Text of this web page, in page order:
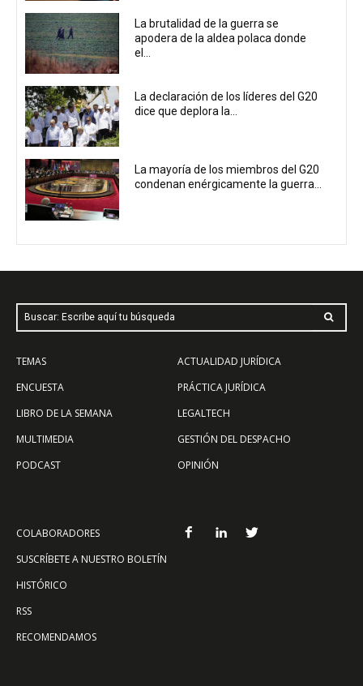
La brutalidad de la guerra se
apodera de la aldea polaca donde
el...
La declaración de los líderes del G20
dice que deplora la...
La mayoría de los miembros del G20
condenan enérgicamente la guerra...
Buscar: Escribe aquí tu búsqueda
TEMAS
ENCUESTA
LIBRO DE LA SEMANA
MULTIMEDIA
PODCAST
ACTUALIDAD JURÍDICA
PRÁCTICA JURÍDICA
LEGALTECH
GESTIÓN DEL DESPACHO
OPINIÓN
COLABORADORES
SUSCRÍBETE A NUESTRO BOLETÍN
HISTÓRICO
RSS
RECOMENDAMOS